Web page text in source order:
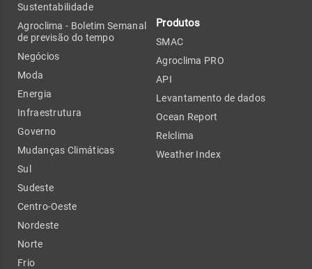
Sustentabilidade
Agroclima - Boletim Semanal
de previsão do tempo
Negócios
Moda
Energia
Infraestrutura
Governo
Mudanças Climáticas
Sul
Sudeste
Centro-Oeste
Nordeste
Norte
Frio
Produtos
SMAC
Agroclima PRO
API
Levantamento de dados
Ocean Report
Relclima
Weather Index